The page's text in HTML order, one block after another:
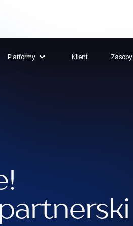
Platformy Klient Zasoby